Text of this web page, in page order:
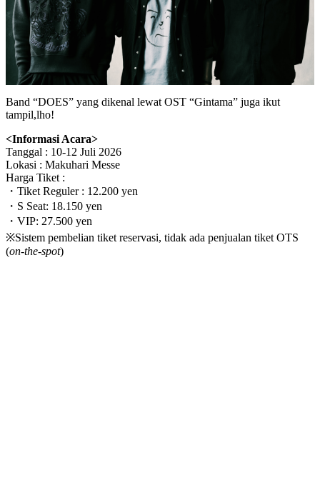
Band “DOES” yang dikenal lewat OST “Gintama” juga ikut
tampil,lho!
<Informasi Acara>
Tanggal : 10-12 Juli 2026
Lokasi : Makuhari Messe
Harga Tiket :
・Tiket Reguler : 12.200 yen
・S Seat: 18.150 yen
・VIP: 27.500 yen
※Sistem pembelian tiket reservasi, tidak ada penjualan tiket OTS
(on-the-spot)